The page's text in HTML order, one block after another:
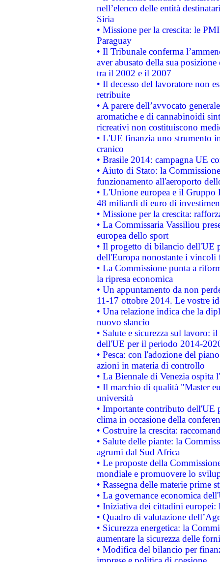
nell’elenco delle entità
Siria
• Missione per la crescita: le
Paraguay
• Il Tribunale conferma
aver abusato della sua
tra il 2002 e il 2007
• Il decesso del lavoratore non
retribuite
• A parere dell’avvocato
aromatiche e di cannabinoidi
ricreativi non costituiscono
• L'UE finanzia uno strumento
cranico
• Brasile 2014: campagna UE
• Aiuto di Stato: la
funzionamento all'aeroporto
• L'Unione europea e il
48 miliardi di euro di
• Missione per la crescita:
• La Commissaria Vassiliou
europea dello sport
• Il progetto di bilancio dell'UE
dell'Europa nonostante i vincoli
• La Commissione punta a
la ripresa economica
• Un appuntamento da non
11-17 ottobre 2014. Le vostre
• Una relazione indica che la
nuovo slancio
• Salute e sicurezza sul lavoro:
dell'UE per il periodo 2014-
• Pesca: con l'adozione del
azioni in materia di controllo
• La Biennale di Venezia ospita
• Il marchio di qualità "Master
università
• Importante contributo dell'UE
clima in occasione della
• Costruire la crescita:
• Salute delle piante: la
agrumi dal Sud Africa
• Le proposte della
mondiale e promuovere lo
• Rassegna delle materie prime
• La governance economica
• Iniziativa dei cittadini
• Quadro di valutazione
• Sicurezza energetica: la
aumentare la sicurezza delle
• Modifica del bilancio per